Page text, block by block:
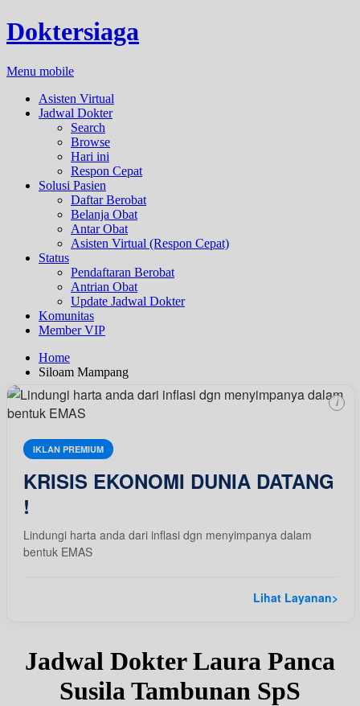
Doktersiaga
Menu mobile
Asisten Virtual
Jadwal Dokter
Search
Browse
Hari ini
Respon Cepat
Solusi Pasien
Daftar Berobat
Belanja Obat
Antar Obat
Asisten Virtual (Respon Cepat)
Status
Pendaftaran Berobat
Antrian Obat
Update Jadwal Dokter
Komunitas
Member VIP
Home
Siloam Mampang
IKLAN PREMIUM
KRISIS EKONOMI DUNIA DATANG
!
Lindungi harta anda dari inflasi dgn menyimpanya dalam
bentuk EMAS
Lihat Layanan>
i
Jadwal Dokter Laura Panca
Susila Tambunan SpS